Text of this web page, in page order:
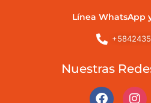
Línea WhatsApp
Nuestras